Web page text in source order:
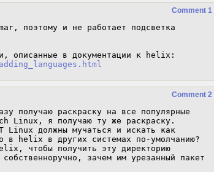
Comment 1
поэтому и не работает подсветка
Comment 2
получаю раскраску на все популярные
Linux, я получаю ту же раскраску.
Linux должны мучаться и искать как
в helix в других системах по-умолчанию?
чтобы получить эту директорию
зачем им урезанный пакет